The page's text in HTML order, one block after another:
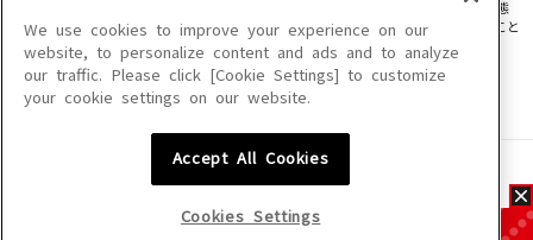
このサイトに掲載されている一切の文章・画像・写真・動画・音声等を、手段や形態
を問わず、著作権法の定める範囲を超えて無断で複製、転載、ファイル化などすること
を禁じます。
楽曲及びコンテンツは、機種によりご利用いただけない場合があります。
楽曲及びコンテンツの配信日、配信内容が変更になる場合があります。
We use cookies to improve your experience on our
website, to personalize content and ads and to analyze
our traffic. Please click [Cookie Settings] to customize
your cookie settings on our website.
Accept All Cookies
Cookies Settings